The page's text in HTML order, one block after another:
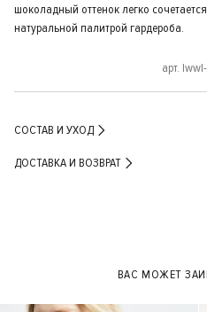
шоколадный оттенок легко
натуральной палитрой гардероба.
арт.
СОСТАВ И УХОД
ДОСТАВКА И ВОЗВРАТ
ВАС МОЖЕТ